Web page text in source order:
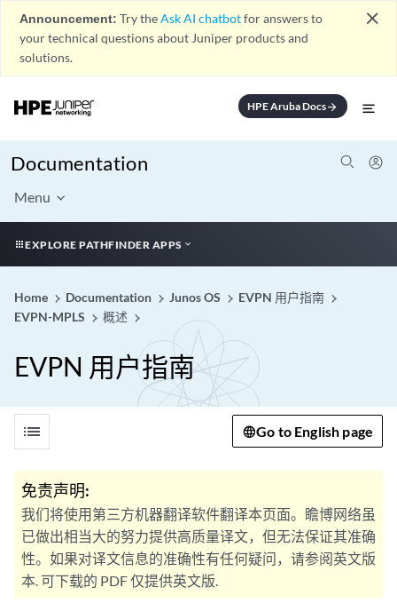
Announcement: Try theAsk AI chatbotfor answers to
your technical questions about Juniper products and
solutions.
close
HPE Aruba Docsarrow_forward
Documentation
Menu
EXPLORE PATHFINDER APPS
Home Documentation Junos OS
EVPN 用户指南
EVPN-MPLS
概述
EVPN 用户指南
list Go to English page
免责声明:
我们将使用第三方机器翻译软件翻译本页面。瞻博网络虽
已做出相当大的努力提供高质量译文，但无法保证其准确
性。如果对译文信息的准确性有任何疑问，请参阅英文版
本. 可下载的 PDF 仅提供英文版.